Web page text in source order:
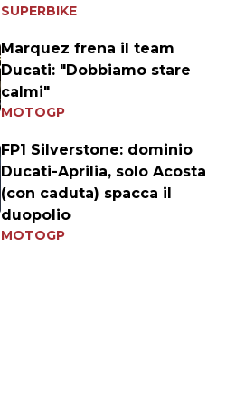
SUPERBIKE
Marquez frena il team
Ducati: "Dobbiamo stare
calmi"
MOTOGP
FP1 Silverstone: dominio
Ducati-Aprilia, solo Acosta
(con caduta) spacca il
duopolio
MOTOGP